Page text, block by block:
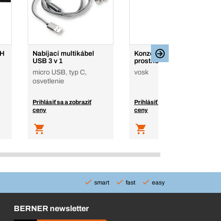
Nabíjací multikábel
USB 3 v 1
micro USB, typ C,
osvetlenie
Prihlásiť sa a zobraziť
ceny
Konzervačný
prostriedok na dutiny
vosk
Prihlásiť sa a zobraziť
ceny
smart fast easy
BERNER newsletter